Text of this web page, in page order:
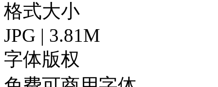
格式大小
JPG | 3.81M
字体版权